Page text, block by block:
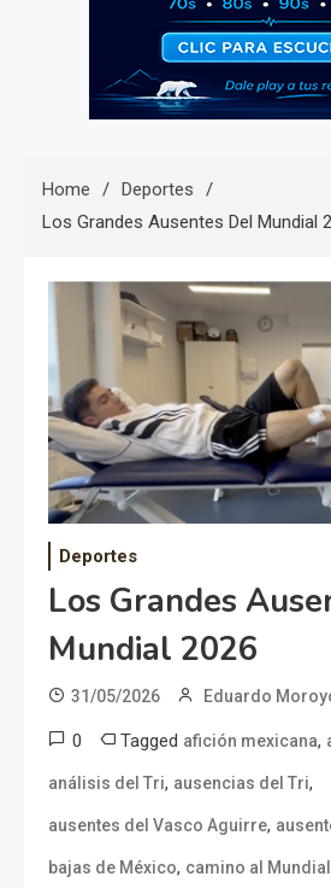
Home
Deportes
Los Grandes Ausentes Del Mundial
Deportes
Los Grandes
Mundial 2026
31/05/2026 Eduardo
0 Tagged afición mexicana,
análisis del Tri, ausencias del Tri,
ausentes del Vasco Aguirre,
bajas de México, camino al Mundial